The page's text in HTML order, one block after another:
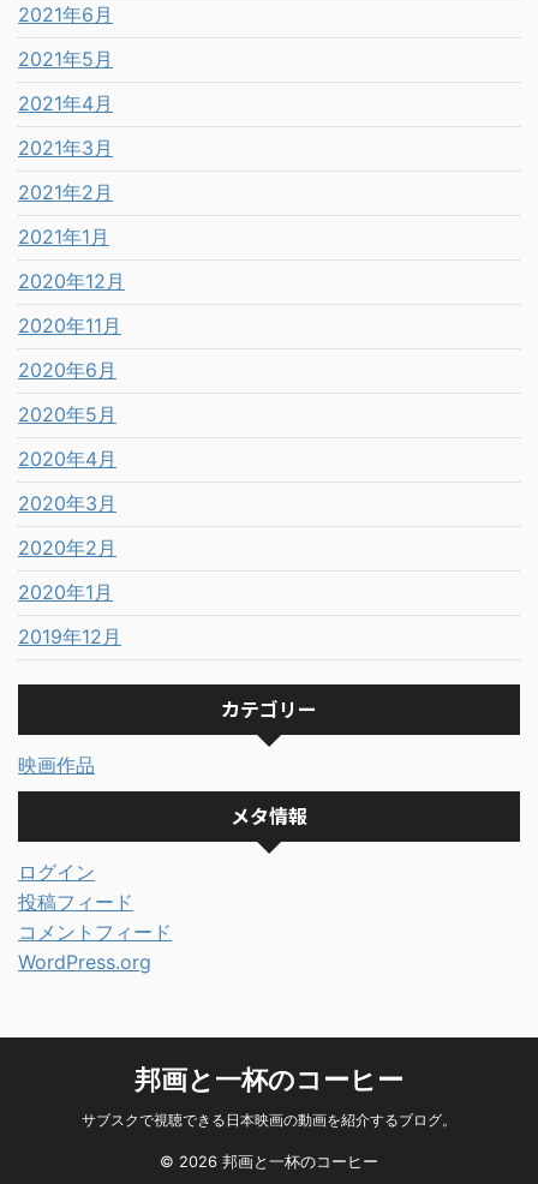
2021年6月
2021年5月
2021年4月
2021年3月
2021年2月
2021年1月
2020年12月
2020年11月
2020年6月
2020年5月
2020年4月
2020年3月
2020年2月
2020年1月
2019年12月
カテゴリー
映画作品
メタ情報
ログイン
投稿フィード
コメントフィード
WordPress.org
邦画と一杯のコーヒー
サブスクで視聴できる日本映画の動画を紹介するブログ。
© 2026 邦画と一杯のコーヒー